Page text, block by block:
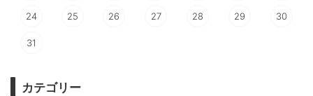
24 25 26 27 28 29 30
31
カテゴリー